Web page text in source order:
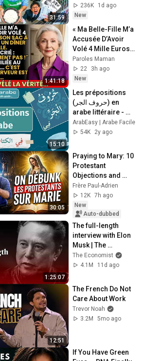
31:59
coupable)
236K
1d ago
New
1:41:18
« Ma Belle-Fille M’a
Accusée D’Avoir
Volé 4 Mille Euros…
Mais Le Serveur
Connaissait La
Vérité »
Paroles Maman
22
3h ago
New
15:10
Les prépositions
(حروف الجر) en
arabe littéraire -
Tome 1 de Médine
(leçon 4)
ArabEasy | Arabe Facile
54K
2y ago
30:05
Praying to Mary: 10
Protestant
Objections and
Their Answers
Frère Paul-Adrien
12K 7h ago
New
Auto-dubbed
1:25:07
The full-length
interview with Elon
Musk | The
Economist
The Economist
4.1M
11d ago
12:51
The French Do Not
Care About Work
Trevor Noah
3.2M
5mo ago
If You Have Green